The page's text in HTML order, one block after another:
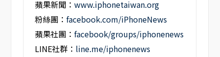
蘋果新聞：www.iphonetaiwan.org
粉絲團：facebook.com/iPhoneNews
蘋果社團：facebook/groups/iphonenews
LINE社群： line.me/iphonenews